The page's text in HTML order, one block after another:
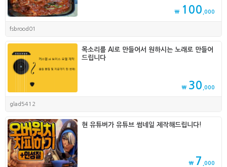
₩ 100 ,000
fsbrood01
목소리를 AI로 만들어서 원하시는 노래로 만들어
드립니다
₩ 30 ,000
glad5412
현 유튜버가 유튜브 썸네일 제작해드립니다!
₩ 7 ,000